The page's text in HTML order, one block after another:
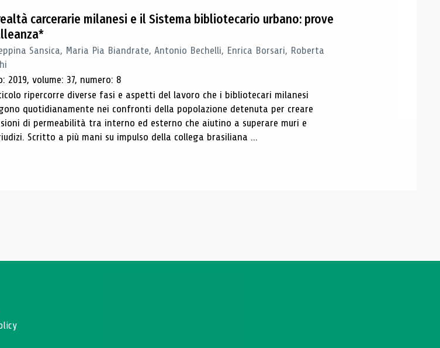
carcerarie milanesi e il Sistema bibliotecario urbano: prove
Sansica, Maria Pia Biandrate, Antonio Bechelli, Enrica Borsari, Roberta
2019, volume: 37, numero: 8
ripercorre diverse fasi e aspetti del lavoro che i bibliotecari milanesi
quotidianamente nei confronti della popolazione detenuta per creare
di permeabilità tra interno ed esterno che aiutino a superare muri e
Scritto a più mani su impulso della collega brasiliana ...